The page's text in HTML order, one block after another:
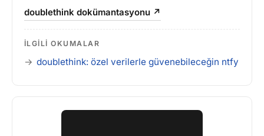
doublethink dokümantasyonu ↗
İLGILI OKUMALAR
doublethink: özel verilerle güvenebileceğin ntfy